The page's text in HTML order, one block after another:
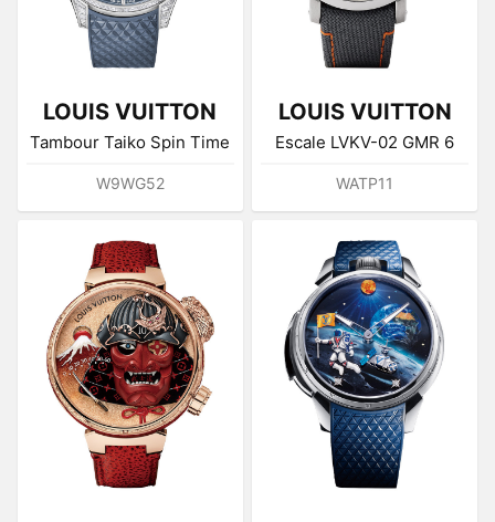
LOUIS VUITTON
Tambour Taiko Spin Time
W9WG52
LOUIS VUITTON
Escale LVKV-02 GMR 6
WATP11